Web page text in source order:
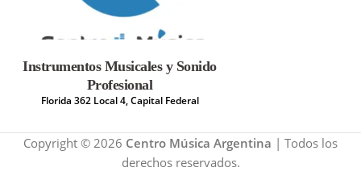
Instrumentos Musicales y Sonido
Profesional
Florida 362 Local 4, Capital Federal
Copyright © 2026 Centro Música Argentina | Todos los
derechos reservados.